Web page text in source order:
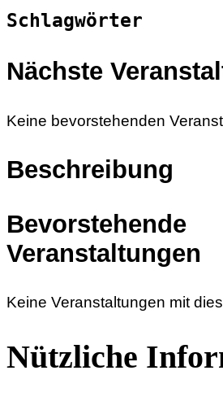
Schlagwörter
Nächste
Keine bevorstehenden
Beschreibung
Bevorstehende
Veranstaltungen
Keine Veranstaltungen mit
Nützliche